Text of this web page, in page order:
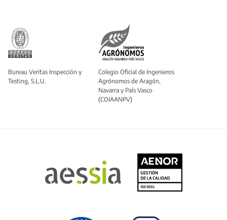
Bureau Veritas Inspección y
Testing, S.L.U.
Colegio Oficial de Ingenieros
Agrónomos de Aragón,
Navarra y País Vasco
(COIAANPV)